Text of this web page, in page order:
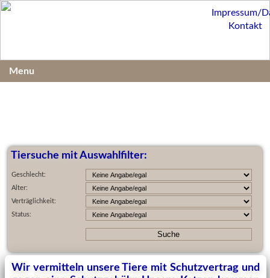
Tiersuche mit Auswahlfilter:
Geschlecht:
Alter:
Verträglichkeit:
Status:
Wir vermitteln unsere Tiere mit Schutzvertrag und
Impressum/
Kontakt
Menu